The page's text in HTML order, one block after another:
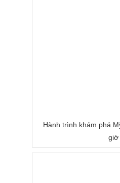
Hành trình khám phá
giờ